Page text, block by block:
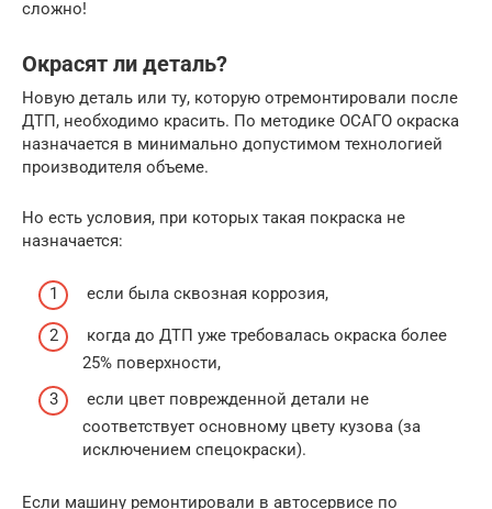
сложно!
Окрасят ли деталь?
Новую деталь или ту, которую отремонтировали после
ДТП, необходимо красить. По методике ОСАГО окраска
назначается в минимально допустимом технологией
производителя объеме.
Но есть условия, при которых такая покраска не
назначается:
если была сквозная коррозия,
когда до ДТП уже требовалась окраска более
25% поверхности,
если цвет поврежденной детали не
соответствует основному цвету кузова (за
исключением спецокраски).
Если машину ремонтировали в автосервисе по